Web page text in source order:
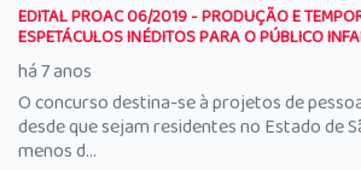
EDITAL PROAC 06/2019 - PRODUÇÃO E
ESPETÁCULOS INÉDITOS PARA O PÚBLICO
há 7 anos
O concurso destina-se à projetos de
desde que sejam residentes no Estado de
menos d...